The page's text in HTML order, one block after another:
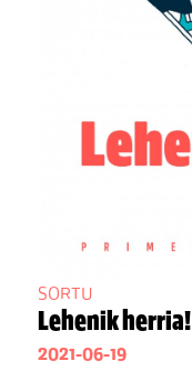
SORTU
Lehenik herria!
2021-06-19